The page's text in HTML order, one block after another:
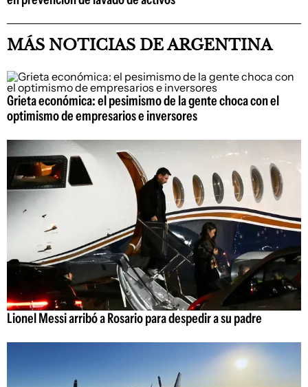
MÁS NOTICIAS DE ARGENTINA
Grieta económica: el pesimismo de la gente choca con el
optimismo de empresarios e inversores
Lionel Messi arribó a Rosario para despedir a su padre